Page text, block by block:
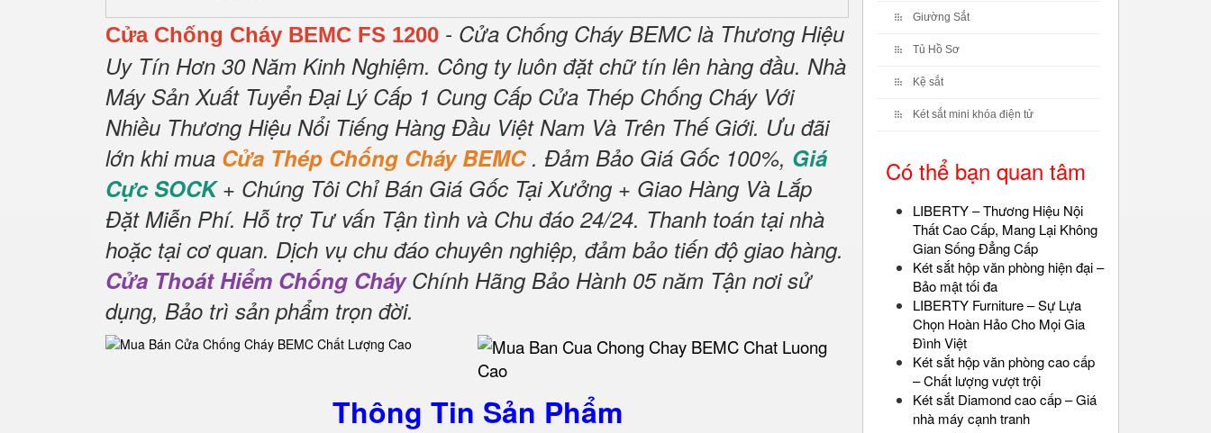
Cửa Chống Cháy BEMC FS 1200 - Cửa Chống Cháy BEMC là Thương Hiệu
Uy Tín Hơn 30 Năm Kinh Nghiệm. Công ty luôn đặt chữ tín lên hàng đầu. Nhà
Máy Sản Xuất Tuyển Đại Lý Cấp 1 Cung Cấp Cửa Thép Chống Cháy Với
Nhiều Thương Hiệu Nổi Tiếng Hàng Đầu Việt Nam Và Trên Thế Giới. Ưu đãi
lớn khi mua Cửa Thép Chống Cháy BEMC . Đảm Bảo Giá Gốc 100%, Giá
Cực SOCK+ Chúng Tôi Chỉ Bán Giá Gốc Tại Xưởng + Giao Hàng Và Lắp
Đặt Miễn Phí. Hỗ trợ Tư vấn Tận tình và Chu đáo 24/24. Thanh toán tại nhà
hoặc tại cơ quan. Dịch vụ chu đáo chuyên nghiệp, đảm bảo tiến độ giao hàng.
Cửa Thoát Hiểm Chống CháyChính Hãng Bảo Hành 05 năm Tận nơi sử
dụng, Bảo trì sản phẩm trọn đời.
Thông Tin Sản Phẩm
Giường Sắt
Tủ Hồ Sơ
Kệ sắt
Két sắt mini khóa điện tử
Có thể bạn quan tâm
LIBERTY – Thương Hiệu Nội
Thất Cao Cấp, Mang Lại Không
Gian Sống Đẳng Cấp
Két sắt hộp văn phòng hiện đại –
Bảo mật tối đa
LIBERTY Furniture – Sự Lựa
Chọn Hoàn Hảo Cho Mọi Gia
Đình Việt
Két sắt hộp văn phòng cao cấp
– Chất lượng vượt trội
Két sắt Diamond cao cấp – Giá
nhà máy cạnh tranh